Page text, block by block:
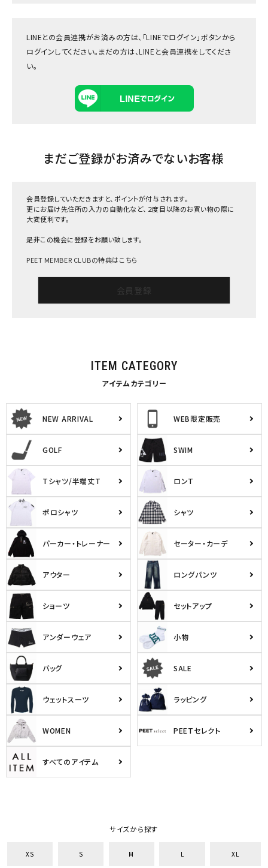
LINEとの会員連携がお済みの方は、「LINEでログイン」ボタンから
ログインしてください。まだの方は、LINEと会員連携をしてくださ
い。
まだご登録がお済みでないお客様
会員登録していただきますと、ポイントが付与されます。
更にお届け先住所の入力の自動化など、２度目以降のお買い物の際に
大変便利です。
是非この機会に登録をお願い致します。
PEET MEMBER CLUBの特典はこちら
会員登録
ITEM CATEGORY
アイテムカテゴリー
NEW ARRIVAL WEB限定販売
GOLF SWIM
Tシャツ/半端丈T ロンT
ポロシャツ シャツ
パーカー・トレーナー セーター・カーデ
アウター ロングパンツ
ショーツ セットアップ
アンダーウェア 小物
バッグ SALE
ウェットスーツ ラッピング
WOMEN PEETセレクト
すべてのアイテム
サイズから探す
XS S M L XL